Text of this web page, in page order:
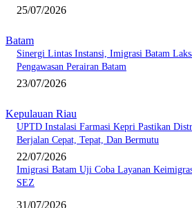
25/07/2026
Batam
Sinergi Lintas Instansi, Imigrasi Batam
Pengawasan Perairan Batam
23/07/2026
Kepulauan Riau
UPTD Instalasi Farmasi Kepri Pastikan
Berjalan Cepat, Tepat, Dan Bermutu
22/07/2026
Imigrasi Batam Uji Coba Layanan
SEZ
31/07/2026